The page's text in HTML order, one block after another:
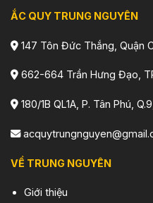
ẮC QUY TRUNG NGUYÊN
147 Tôn Đức Thắng, Quận
662-664 Trần Hưng Đạo,
180/1B QL1A, P. Tân Phú,
VỀ TRUNG NGUYÊN
Giới thiệu